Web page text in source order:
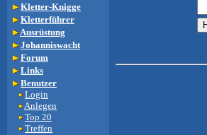
Kletter-Knigge
Kletterführer
Ausrüstung
Johanniswacht
Forum
Links
Benutzer
Login
Anlegen
Top 20
Treffen